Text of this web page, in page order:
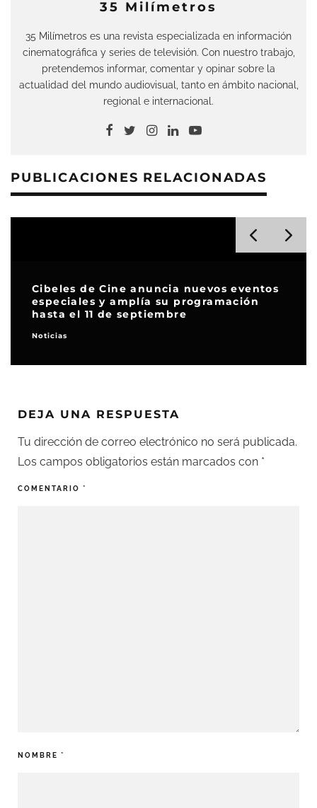
35 Milímetros
35 Milímetros es una revista especializada en información
cinematográfica y series de televisión. Con nuestro trabajo,
pretendemos informar, comentar y opinar sobre la
actualidad del mundo audiovisual, tanto en ámbito nacional,
regional e internacional.
PUBLICACIONES RELACIONADAS
Cibeles de Cine anuncia nuevos eventos
especiales y amplía su programación
hasta el 11 de septiembre
Noticias
DEJA UNA RESPUESTA
Tu dirección de correo electrónico no será publicada.
Los campos obligatorios están marcados con *
COMENTARIO *
NOMBRE *